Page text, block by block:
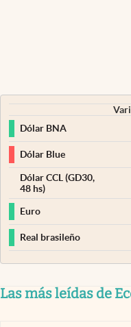
Dólar BNA
Dólar Blue
Dólar CCL (GD30,
48 hs)
Euro
Real brasileño
Las más leídas de